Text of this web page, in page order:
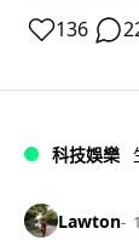
136
科技娛樂
Lawton